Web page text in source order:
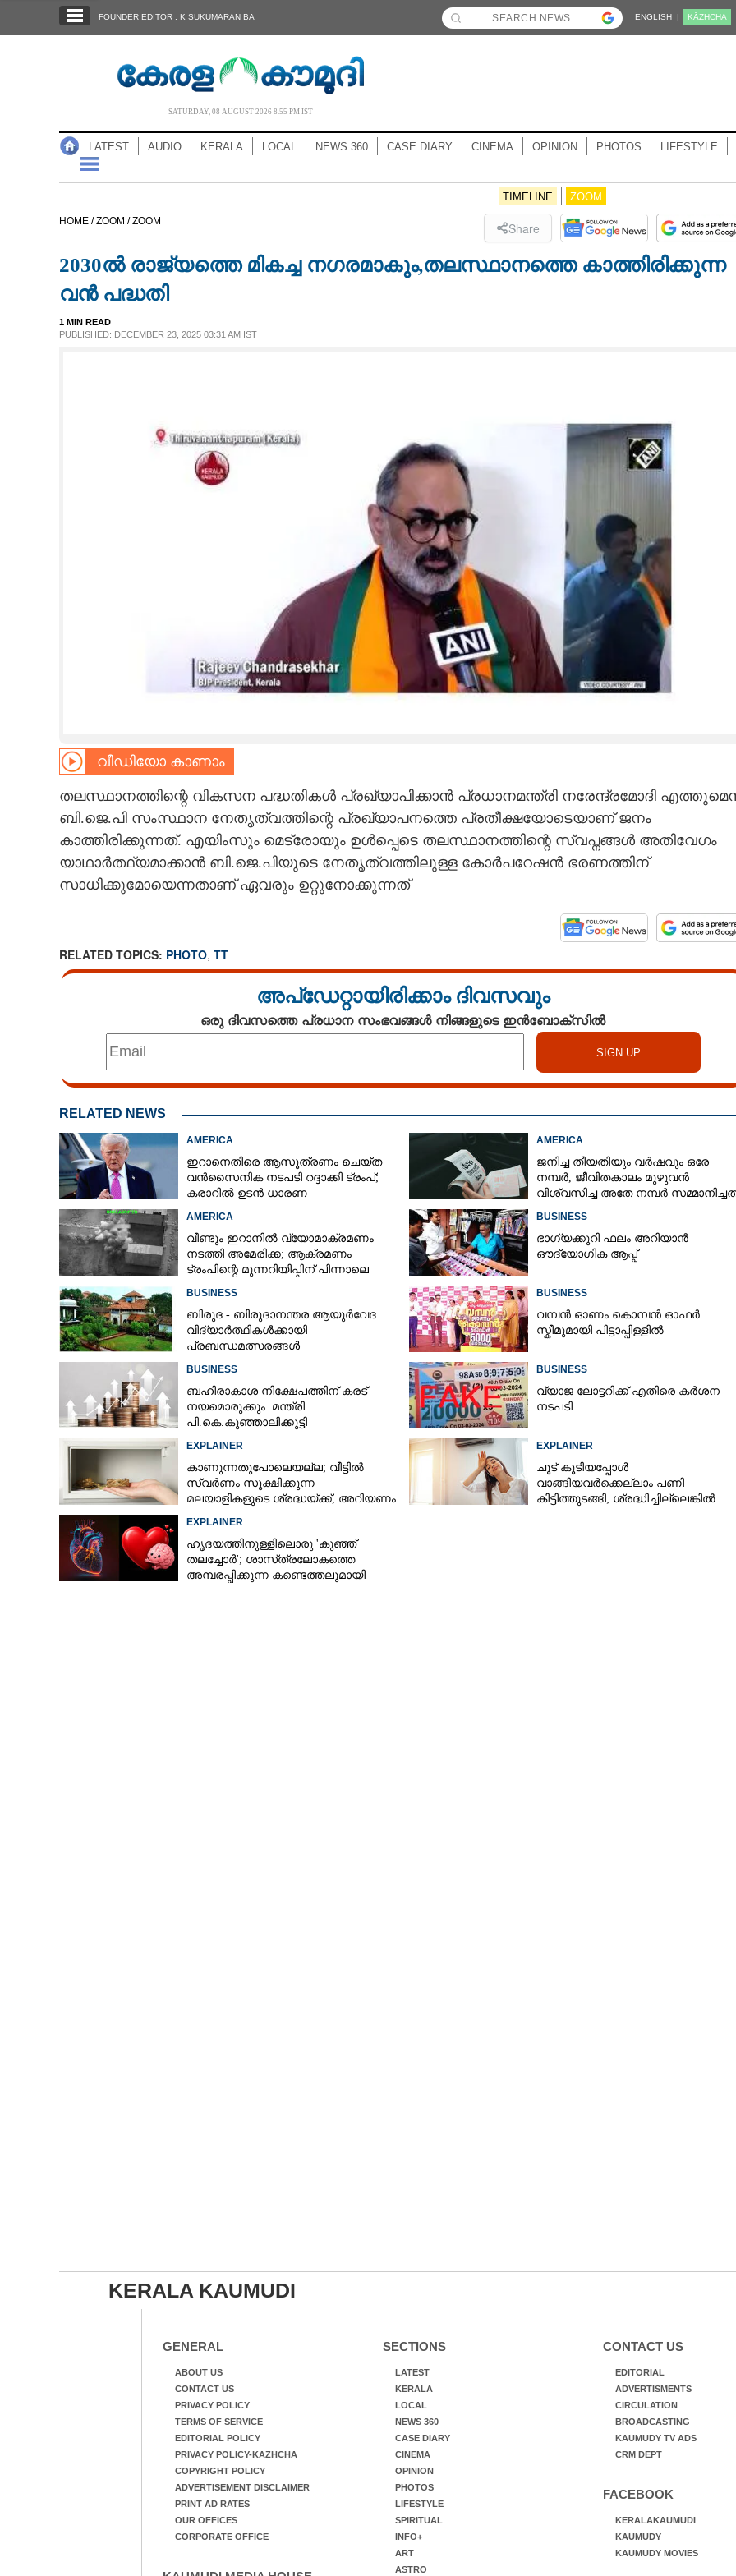
NOTIFIED NEWS
NEWS 360
CASE DIARY
CARTOONS
LITERATURE
FOUNDER EDITOR : K SUKUMARAN BA ENGLISH | KĀZHCHA
SATURDAY, 08 AUGUST 2026 8.55 PM IST
LATEST AUDIO KERALA LOCAL NEWS 360 CASE DIARY CINEMA OPINION PHOTOS LIFESTYLE
TIMELINE ZOOM
HOME /ZOOM /ZOOM Share
2030ൽ രാജ്യത്തെ മികച്ച നഗരമാകും,തലസ്ഥാനത്തെ കാത്തിരിക്കുന്ന
വൻ പദ്ധതി
1 MIN READ
PUBLISHED: DECEMBER 23, 2025 03:31 AM IST
വീഡിയോ കാണാം
തലസ്ഥാനത്തിന്റെ വികസന പദ്ധതികൾ പ്രഖ്യാപിക്കാൻ പ്രധാനമന്ത്രി നരേന്ദ്രമോദി
ബി.ജെ.പി സംസ്ഥാന നേതൃത്വത്തിന്റെ പ്രഖ്യാപനത്തെ പ്രതീക്ഷയോടെയാണ് ജനം
കാത്തിരിക്കുന്നത്. എയിംസും മെട്രോയും ഉൾപ്പെടെ തലസ്ഥാനത്തിന്റെ സ്വപ്നങ്ങൾ അതിവേഗം
യാഥാർത്ഥ്യമാക്കാൻ ബി.ജെ.പിയുടെ നേതൃത്വത്തിലുള്ള കോർപറേഷൻ ഭരണത്തിന്
സാധിക്കുമോയെന്നതാണ് ഏവരും ഉറ്റുനോക്കുന്നത്‌
RELATED TOPICS: PHOTO, TT
അപ്ഡേറ്റായിരിക്കാം ദിവസവും
ഒരു ദിവസത്തെ പ്രധാന സംഭവങ്ങൾ നിങ്ങളുടെ ഇൻബോക്സിൽ
RELATED NEWS
AMERICA
ഇറാനെതിരെ ആസൂത്രണം ചെയ്‌ത
വൻസൈനിക നടപടി റദ്ദാക്കി ട്രംപ്;
കരാറിൽ ഉടൻ ധാരണ
AMERICA
ജനിച്ച തീയതിയും വർഷവും ഒരേ
നമ്പർ, ജീവിതകാലം മുഴുവൻ
വിശ്വസിച്ച അതേ നമ്പർ
AMERICA
വീണ്ടും ഇറാനിൽ വ്യോമാക്രമണം
നടത്തി അമേരിക്ക; ആക്രമണം
ട്രംപിന്റെ മുന്നറിയിപ്പിന് പിന്നാലെ
BUSINESS
ഭാഗ്യക്കുറി ഫലം അറിയാൻ
ഔദ്യോഗിക ആപ്പ്
BUSINESS
ബിരുദ - ബിരുദാനന്തര ആയുർവേദ
വിദ്യാർത്ഥികൾക്കായി
പ്രബന്ധമത്സരങ്ങൾ
BUSINESS
വമ്പൻ ഓണം കൊമ്പൻ ഓഫർ
സ്കീമുമായി പിട്ടാപ്പിള്ളിൽ
BUSINESS
ബഹിരാകാശ നിക്ഷേപത്തിന് കരട്
നയമൊരുക്കും: മന്ത്രി
പി.കെ.കുഞ്ഞാലിക്കുട്ടി
BUSINESS
വ്യാജ ലോട്ടറിക്ക് എതിരെ കർശന
നടപടി
EXPLAINER
കാണുന്നതുപോലെയല്ല; വീട്ടിൽ
സ്വർണം സൂക്ഷിക്കുന്ന
മലയാളികളുടെ ശ്രദ്ധയ്ക്ക്, അറിയണം
EXPLAINER
ചൂട് കൂടിയപ്പോൾ
വാങ്ങിയവർക്കെല്ലാം പണി
കിട്ടിത്തുടങ്ങി; ശ്രദ്ധിച്ചില്ലെങ്കിൽ
EXPLAINER
ഹൃദയത്തിനുള്ളിലൊരു 'കുഞ്ഞ്
തലച്ചോർ'; ശാസ്‌ത്രലോകത്തെ
അമ്പരപ്പിക്കുന്ന കണ്ടെത്തലുമായി
KERALA KAUMUDI
GENERAL
ABOUT US
CONTACT US
PRIVACY POLICY
TERMS OF SERVICE
EDITORIAL POLICY
PRIVACY POLICY-KAZHCHA
COPYRIGHT POLICY
ADVERTISEMENT DISCLAIMER
PRINT AD RATES
OUR OFFICES
CORPORATE OFFICE
SECTIONS
LATEST
KERALA
LOCAL
NEWS 360
CASE DIARY
CINEMA
OPINION
PHOTOS
LIFESTYLE
SPIRITUAL
INFO+
ART
ASTRO
CONTACT US
EDITORIAL
ADVERTISMENTS
CIRCULATION
BROADCASTING
KAUMUDY TV ADS
CRM DEPT
FACEBOOK
KERALAKAUMUDI
KAUMUDY
KAUMUDY MOVIES
നഗരമാകും,തലസ്ഥാനത്തെ
കാത്തിരിക്കുന്ന വൻ പദ്ധതി